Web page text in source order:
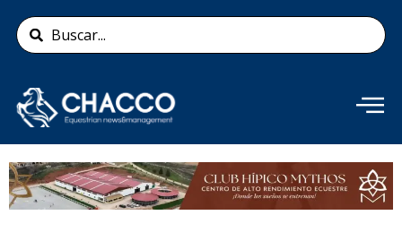
contenido
Search
...
Añade aquí tu texto de
cabecera